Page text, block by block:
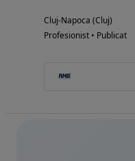
Cluj-Napoca (Cluj)
Profesionist • Publicat